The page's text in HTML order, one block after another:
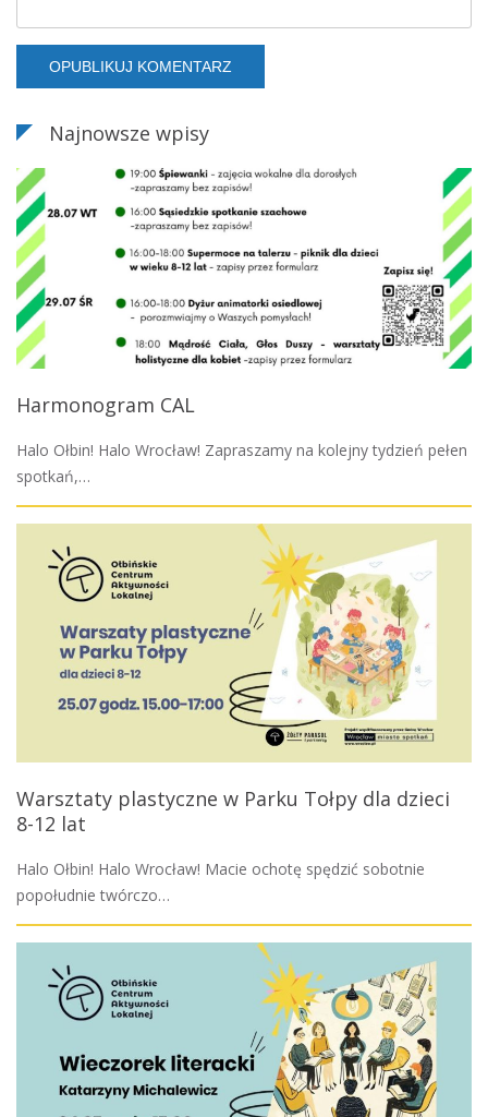
Najnowsze wpisy
Harmonogram CAL
Halo Ołbin! Halo Wrocław! Zapraszamy na kolejny tydzień pełen
spotkań,…
Warsztaty plastyczne w Parku Tołpy dla dzieci
8-12 lat
Halo Ołbin! Halo Wrocław! Macie ochotę spędzić sobotnie
popołudnie twórczo…